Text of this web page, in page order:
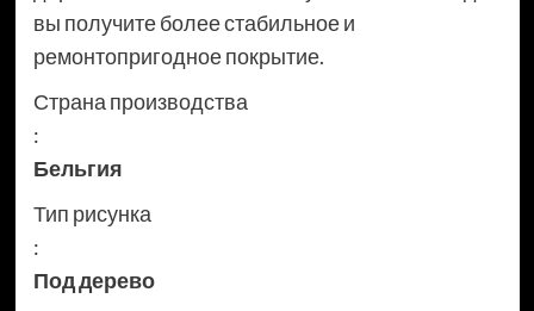
вы получите более стабильное и
ремонтопригодное покрытие.
Страна производства
:
Бельгия
Тип рисунка
:
Под дерево